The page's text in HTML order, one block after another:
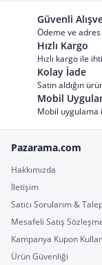
Güvenli
Ödeme ve
Hızlı Kargo
Hızlı kargo ile
Kolay İade
Satın aldığın
Mobil
Mobil uygulama
Pazarama.com
Hakkımızda
İletişim
Satıcı Sorularım &
Mesafeli Satış
Kampanya Kupon
Ürün Güvenliği